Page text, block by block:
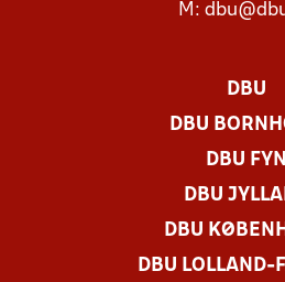
M:
DBU
DBU
DBU FYN
DBU
DBU
DBU LOLLAND-